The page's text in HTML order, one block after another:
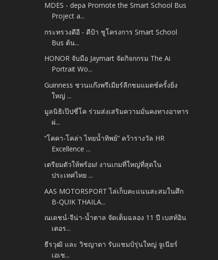
MDES - depa Promote the Smart School Bus
Project a...
กระทรวงดีอี - ดีป้า ชูโครงการ Smart School
Bus ต้น...
HONOR จับมือ Jaymart จัดกิจกกรม The Ai
Portrait Wo...
Guinness ชวนแก๊งพรีเมียร์ลีกชมแมตช์ครั้งยิ่ง
ใหญ่ ...
มูลนิธิเป๊ปซี่โค ร่วมส่งเสริมความมั่นคงทางอาหาร
ผ่...
“โคคา-โคล่า ไทยน้ำทิพย์” คว้ารางวัล HR
Excellence ...
เตรียมตัวให้พร้อม! งานเกมที่ใหญ่ที่สุดใน
ประเทศไทย ...
AAS MOTORSPORT ไล่เก็บคะแนนสะสมในศึก
B-QUIK THAILA...
ณเดชน์-จีน่า-น้ำตาล จัดเต็มฉลอง 11 ปี เบสท์อิน
เตอร...
ธีรวุฒิ และ วิชญาดา รับแชมป์รุ่นใหญ่ จูเนียร์
เอเช...